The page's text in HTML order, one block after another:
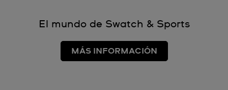
El mundo de Swatch & Sports
MÁS INFORMACIÓN